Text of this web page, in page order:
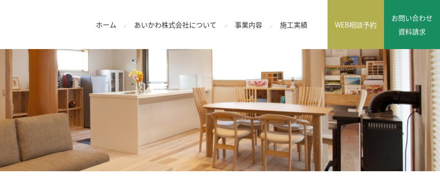
ホーム あいかわ株式会社について 事業内容 施工実績 WEB相談予約
お問い合わせ
資料請求